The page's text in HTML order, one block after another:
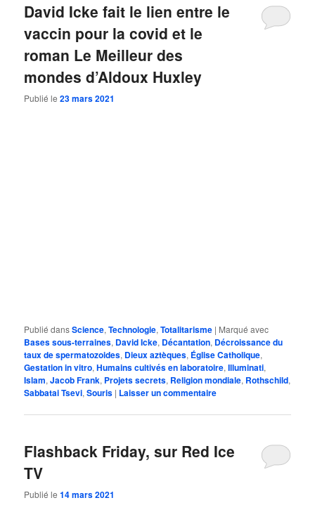
David Icke fait le lien entre le
vaccin pour la covid et le
roman Le Meilleur des
mondes d’Aldoux Huxley
Publié le23 mars 2021
Publié dansScience,Technologie,Totalitarisme | Marqué avec
Bases sous-terraines, David Icke, Décantation, Décroissance du
taux de spermatozoides, Dieux aztèques, Église Catholique,
Gestation in vitro,Humains cultivés en laboratoire,Illuminati,
Islam,Jacob Frank, Projets secrets, Religion mondiale, Rothschild,
Sabbatai Tsevi,Souris | Laisser un commentaire
Flashback Friday, sur Red Ice
TV
Publié le14 mars 2021